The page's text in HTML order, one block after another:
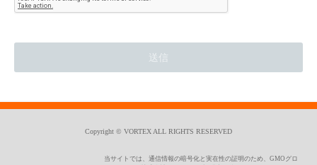
Copyright © VORTEX ALL RIGHTS RESERVED
当サイトでは、通信情報の暗号化と実在性の証明のため、GMOグロ